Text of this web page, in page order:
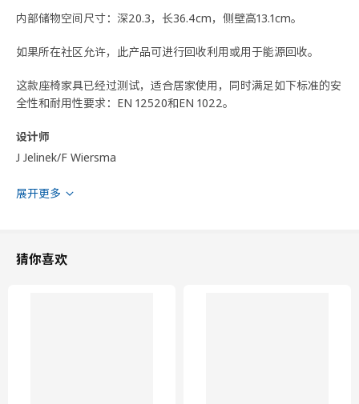
内部储物空间尺寸：深20.3，长36.4cm，侧壁高13.1cm。
如果所在社区允许，此产品可进行回收利用或用于能源回收。
这款座椅家具已经过测试，适合居家使用，同时满足如下标准的安
全性和耐用性要求：EN 12520和EN 1022。
设计师
J Jelinek/F Wiersma
商品尺寸和包装信息
经检测，符合
展开更多
猜你喜欢